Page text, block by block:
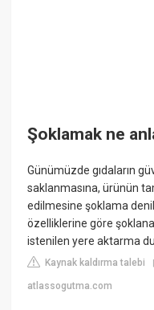
Şoklamak ne
Günümüzde gıdaların
saklanmasına, ürünün
edilmesine şoklama
özelliklerine göre
istenilen yere aktarma
Kaynak kaldırma talebi
atlassogutma.com